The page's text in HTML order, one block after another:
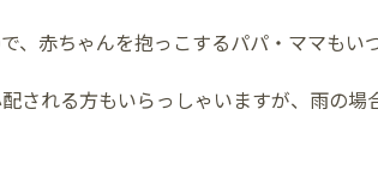
、赤ちゃんを抱っこするパパ・ママもい
される方もいらっしゃいますが、雨の場